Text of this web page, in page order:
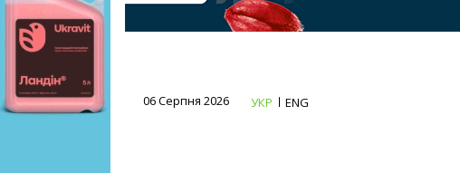
06 Серпня 2026 УКР ENG